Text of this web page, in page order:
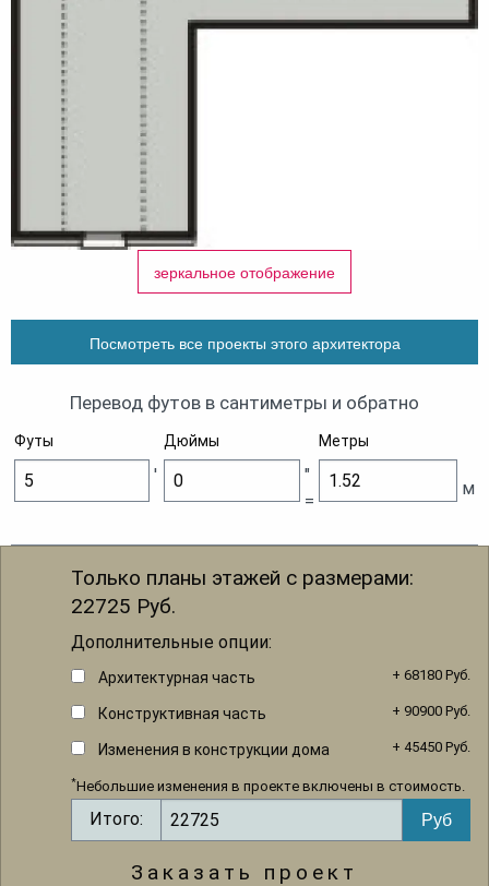
зеркальное отображение
Посмотреть все проекты этого архитектора
Перевод футов в сантиметры и обратно
Футы Дюймы Метры
'
"
=
м
Только планы этажей с размерами:
22725 Руб.
Дополнительные опции:
Архитектурная часть + 68180 Руб.
Конструктивная часть + 90900 Руб.
Изменения в конструкции дома + 45450 Руб.
*Небольшие изменения в проекте включены в стоимость.
Итого:
Заказать проект